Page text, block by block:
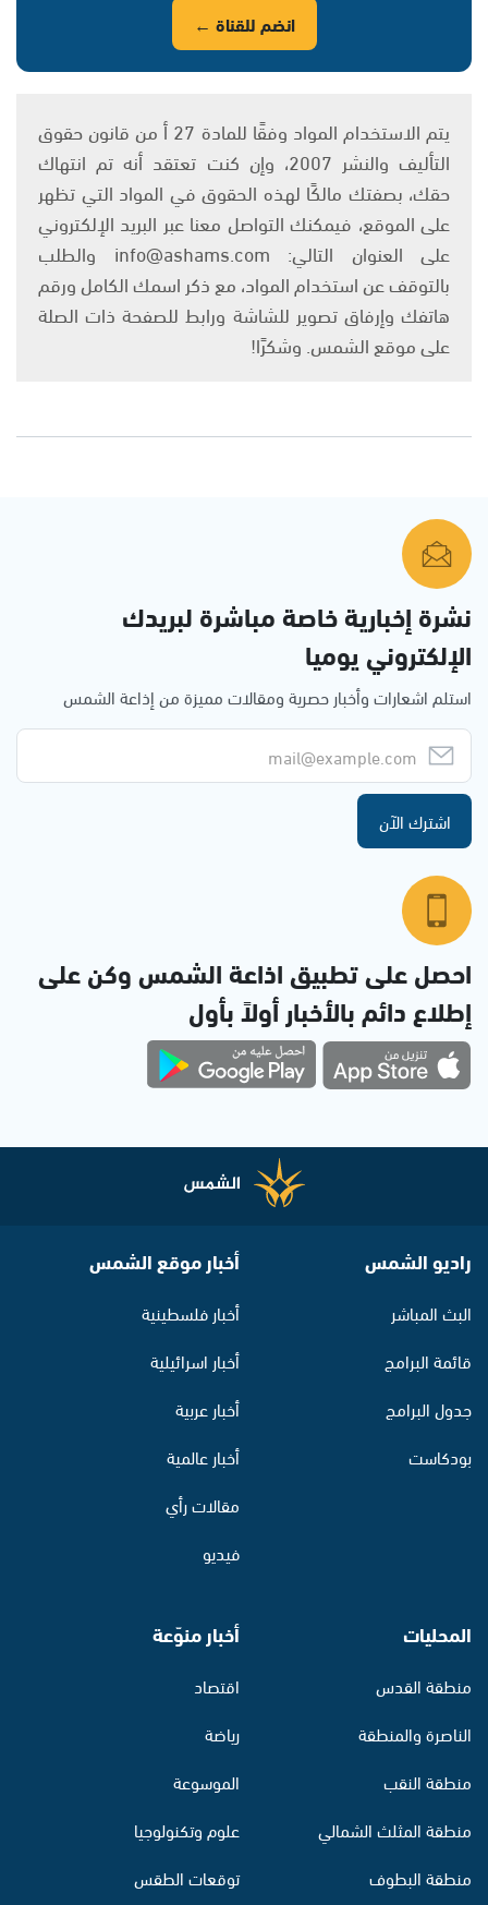
انضم للقناة ←
يتم الاستخدام المواد وفقًا للمادة 27 أ من قانون حقوق
التأليف والنشر 2007، وإن كنت تعتقد أنه تم انتهاك
حقك، بصفتك مالكًا لهذه الحقوق في المواد التي تظهر
على الموقع، فيمكنك التواصل معنا عبر البريد الإلكتروني
على العنوان التالي: info@ashams.com والطلب
بالتوقف عن استخدام المواد، مع ذكر اسمك الكامل ورقم
هاتفك وإرفاق تصوير للشاشة ورابط للصفحة ذات الصلة
على موقع الشمس. وشكرًا!
نشرة إخبارية خاصة مباشرة لبريدك
الإلكتروني يوميا
استلم اشعارات وأخبار حصرية ومقالات مميزة من إذاعة الشمس
اشترك الآن
احصل على تطبيق اذاعة الشمس وكن على
إطلاع دائم بالأخبار أولاً بأول
راديو الشمس
البث المباشر
قائمة البرامج
جدول البرامج
بودكاست
أخبار موقع الشمس
أخبار فلسطينية
أخبار اسرائيلية
أخبار عربية
أخبار عالمية
مقالات رأي
فيديو
المحليات
منطقة القدس
الناصرة والمنطقة
منطقة النقب
منطقة المثلث الشمالي
منطقة البطوف
أخبار منوّعة
اقتصاد
رياضة
الموسوعة
علوم وتكنولوجيا
توقعات الطقس